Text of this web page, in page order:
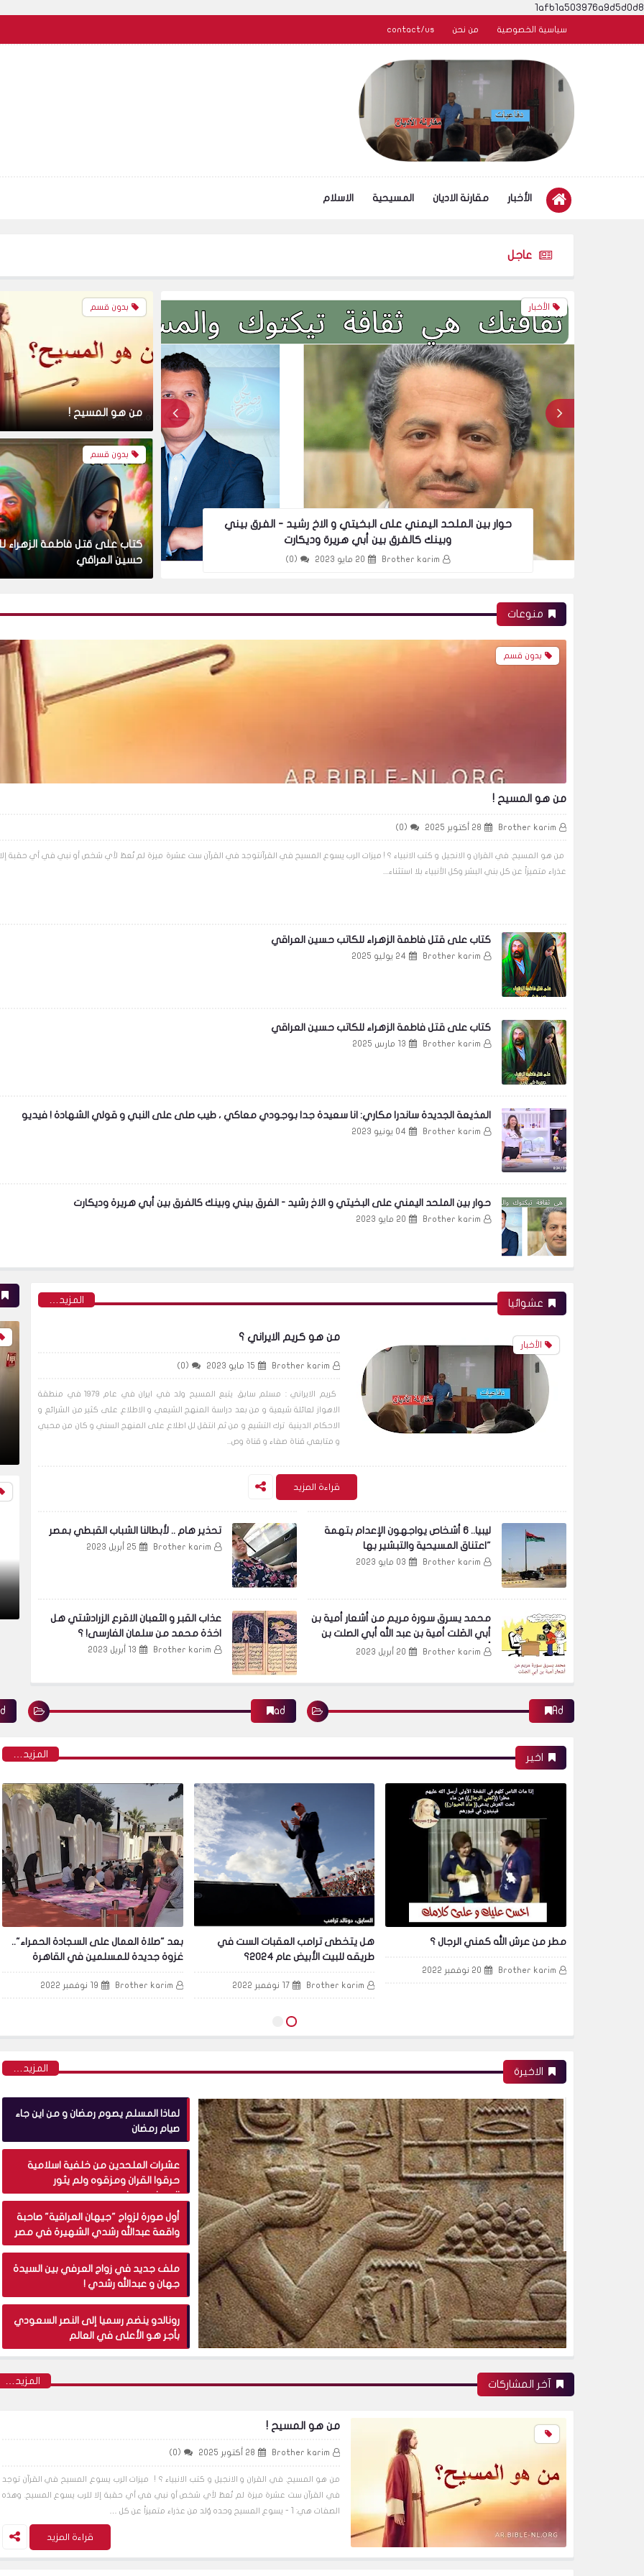
1afb1a503976a9d5d0d8
سياسية الخصوصية من نحن contact/us
الأخبار مقارنة الاديان المسيحية الاسلام
عاجل
الأخبار
حوار بين الملحد اليمني على البخيتي و الاخ رشيد - الفرق بيني
وبينك كالفرق بين أبي هريرة وديكارت
Brother karim 20 مايو 2023 (0)
الأخبار
الكاتب و الاعلامي
السور من القران و
بدون قسم
من هو المسيح !
بدون قسم
كتاب على قتل فاطمة الزهراء
حسين العراقي
منوعات
بدون قسم
من هو المسيح !
Brother karim 28 أكتوبر 2025 (0)
عذراء متميزاً عن كل بني البشر وكل الأنبياء بلا استثناء....
كتاب على قتل فاطمة الزهراء للكاتب حسين العراقي
Brother karim 24 يوليو 2025
كتاب على قتل فاطمة الزهراء للكاتب حسين العراقي
Brother karim 13 مارس 2025
المذيعة الجديدة ساندرا مكاري: انا سعيدة جدا بوجودي معاكي ، طيب صلى على النبي و قولي الشهادة ! فيديو
Brother karim 04 يونيو 2023
حوار بين الملحد اليمني على البخيتي و الاخ رشيد - الفرق بيني وبينك كالفرق بين أبي هريرة وديكارت
Brother karim 20 مايو 2023
عشوائيا ‏المزيد…
الأخبار
من هو كريم الايراني ؟
Brother karim 15 مايو 2023 (0)
كريم الايراني : مسلم سابق يتبع المسيح ولد في ايران في عام ١٩٧٩ في منطقة
الاهواز لعائلة شيعية و من بعد دراسة المنهج الشيعي و الاطلاع على كثير من الشرائع و
الاحكام الدينية ترك التشيع و من ثم انتقل لل اطلاع على المنهج السني و كان من محبي
و متابعي قناة صفاء و قناة وص...
قراءة المزيد
ليبيا.. 6 أشخاص يواجهون الإعدام بتهمة
"اعتناق المسيحية والتبشير بها
Brother karim 03 مايو 2023
تحذير هام .. لأبطالنا الشباب القبطي بمصر
Brother karim 25 أبريل 2023
محمد يسرق سورة مريم من أشعار أمية بن
أبي الصَلت أمية بن عبد الله أبي الصلت بن
أبي ربيعة
Brother karim 20 أبريل 2023
عذاب القبر و الثعبان الاقرع الزرادشتي هل
اخذة محمد من سلمان الفارسى! ؟
Brother karim 13 أبريل 2023
Ad
ad
اخير ‏المزيد…
هل يتخطى ترامب العقبات الست في
بعد "صلاة العمال على السجادة الحمراء"..
غزوة جديدة للمسلمين في القاهرة
Brother karim 19 نوفمبر 2022
فيديو - الـ إلحاد يجتاح مصر و قلق مؤسسة
الازهر يظهر لل اعلام
Brother karim 22 سبتمبر 2022
الاخيرة ‏المزيد…
لماذا المسلم يصوم رمضان و من اين جاء
صيام رمضان
عشرات الملحدين من خلفية اسلامية
حرقوا القران ومزقوه ولم يثور
المسلمين عليهم.
أول صورة لزواج "جيهان العراقية" صاحبة
واقعة عبدالله رشدي الشهيرة في مصر
ملف جديد في زواج العرفي بين السيدة
جهان و عبدالله رشدي !
رونالدو ينضم رسميا إلى النصر السعودي
بأجر هو الأعلى في العالم
آخر المشاركات ‏المزيد…
من هو المسيح !
Brother karim 28 أكتوبر 2025 (0)
من هو المسيح. في القران و الانجيل و كتب الانبياء ؟ ! ميزات الرب يسوع المسيح في القرآن توجد
في القرآن ست عشرة ميزة لم تُعطَ لأي شخص أو نبي في أي حقبة إلا للرب يسوع المسيح. وهذه
الصفات هي: 1 - يسوع المسيح وحده وُلد من عذراء متميزاً عن كل …
قراءة المزيد